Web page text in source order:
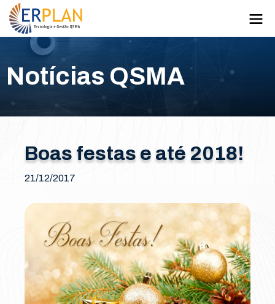
Notícias QSMA
Boas festas e até 2018!
21/12/2017